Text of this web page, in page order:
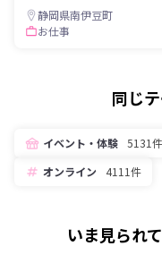
静岡県南伊豆町
お仕事
同じ
イベント・体験 5131件
オンライン
4111件
いま見られ